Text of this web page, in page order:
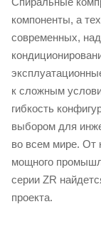
компоненты, а
современных,
к сложным
гибкость
выбором для
во всем мире. От
мощного
серии ZR
проекта.